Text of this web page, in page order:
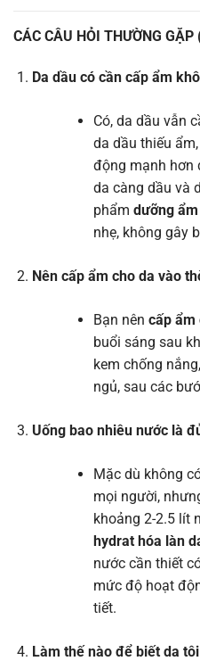
CÁC CÂU HỎI THƯỜNG GẶP
Da dầu có cần cấp ẩm
Có, da dầu vẫn
da dầu thiếu
động mạnh hơn
da càng dầu và
phẩm dưỡng ẩm
nhẹ, không gây
Nên cấp ẩm cho da vào
Bạn nên cấp ẩm
buổi sáng sau
kem chống
ngủ, sau các
Uống bao nhiêu nước là
Mặc dù không
mọi người,
khoảng 2-2.5 lít
hydrat hóa làn
nước cần thiết
mức độ hoạt
tiết.
Làm thế nào để biết da